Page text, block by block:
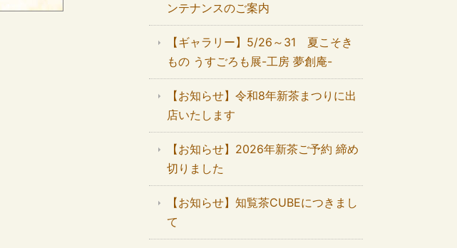
ンテナンスのご案内
【ギャラリー】5/26～31 夏こそき
もの うすごろも展-工房 夢創庵-
【お知らせ】令和8年新茶まつりに出
店いたします
【お知らせ】2026年新茶ご予約 締め
切りました
【お知らせ】知覧茶CUBEにつきまし
て